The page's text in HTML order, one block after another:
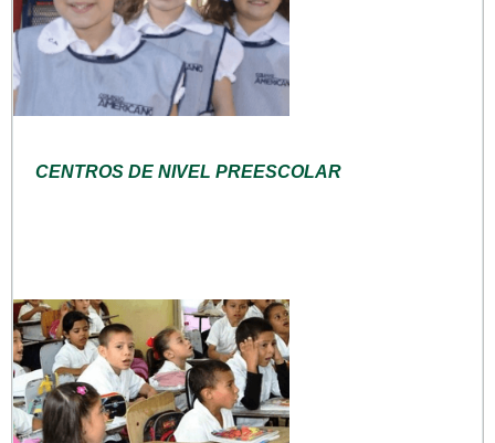
CENTROS DE NIVEL PREESCOLAR